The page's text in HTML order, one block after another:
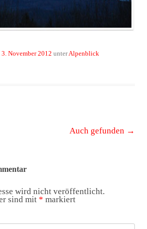
3. November 2012 unterAlpenblick
Auch gefunden →
wird nicht veröffentlicht.
sind mit * markiert